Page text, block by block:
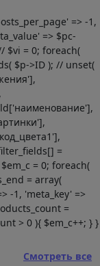
=> -1,
=> $pc-
$vi = 0; foreach(
$p->ID ); // unset(
=
= 0; foreach(
= array(
-1, 'meta_key' =>
=
> 0 ){ $em_c++; } }
Смотреть все